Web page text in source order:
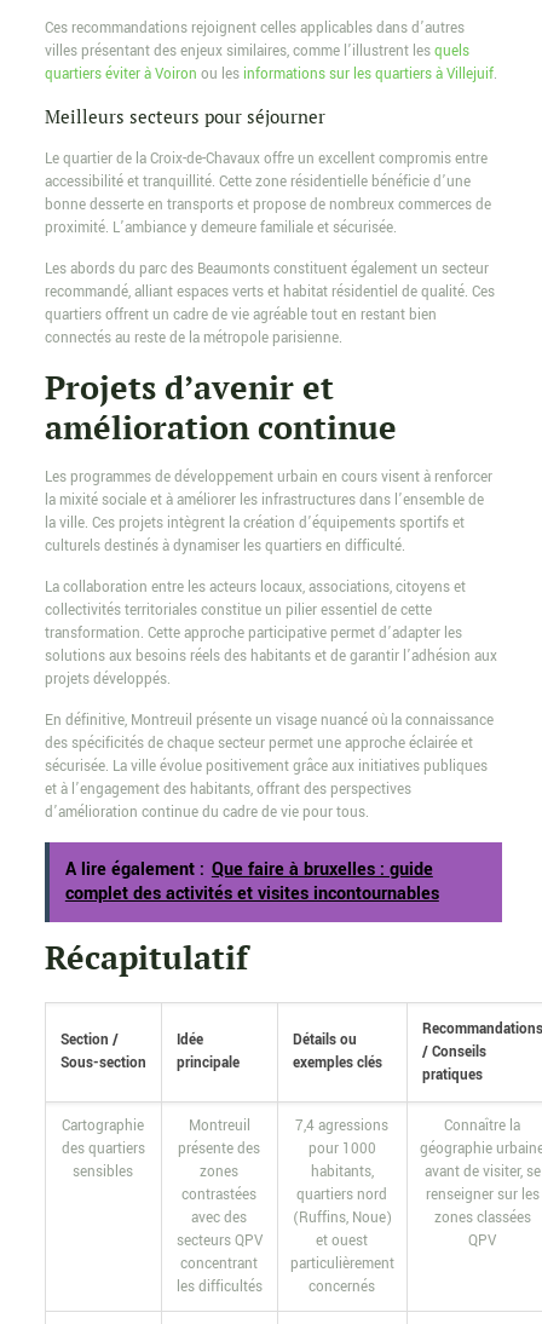
Ces recommandations rejoignent celles applicables dans d’autres
villes présentant des enjeux similaires, comme l’illustrent lesquels
quartiers éviter à Voiron ou les informations sur les quartiers à Villejuif.
Meilleurs secteurs pour séjourner
Le quartier de la Croix-de-Chavaux offre un excellent compromis entre
accessibilité et tranquillité. Cette zone résidentielle bénéficie d’une
bonne desserte en transports et propose de nombreux commerces de
proximité. L’ambiance y demeure familiale et sécurisée.
Les abords du parc des Beaumonts constituent également un secteur
recommandé, alliant espaces verts et habitat résidentiel de qualité. Ces
quartiers offrent un cadre de vie agréable tout en restant bien
connectés au reste de la métropole parisienne.
Projets d’avenir et
amélioration continue
Les programmes de développement urbain en cours visent à renforcer
la mixité sociale et à améliorer les infrastructures dans l’ensemble de
la ville. Ces projets intègrent la création d’équipements sportifs et
culturels destinés à dynamiser les quartiers en difficulté.
La collaboration entre les acteurs locaux, associations, citoyens et
collectivités territoriales constitue un pilier essentiel de cette
transformation. Cette approche participative permet d’adapter les
solutions aux besoins réels des habitants et de garantir l’adhésion aux
projets développés.
En définitive, Montreuil présente un visage nuancé où la connaissance
des spécificités de chaque secteur permet une approche éclairée et
sécurisée. La ville évolue positivement grâce aux initiatives publiques
et à l’engagement des habitants, offrant des perspectives
d’amélioration continue du cadre de vie pour tous.
A lire également : Que faire à bruxelles : guide
complet des activités et visites incontournables
Récapitulatif
Section /
Sous-section
Idée
principale
Détails ou
exemples clés
Recommandations
/ Conseils
pratiques
Cartographie
des quartiers
sensibles
Montreuil
présente des
zones
contrastées
avec des
secteurs QPV
concentrant
les difficultés
7,4 agressions
pour 1000
habitants,
quartiers nord
(Ruffins, Noue)
et ouest
particulièrement
concernés
Connaître la
géographie
avant de visiter, se
renseigner sur les
zones classées
QPV